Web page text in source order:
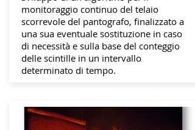
monitoraggio continuo del telaio
scorrevole del pantografo, finalizzato a
una sua eventuale sostituzione in caso
di necessità e sulla base del conteggio
delle scintille in un intervallo
determinato di tempo.